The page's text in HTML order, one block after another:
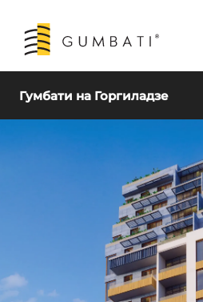
Гумбати на Горгиладзе